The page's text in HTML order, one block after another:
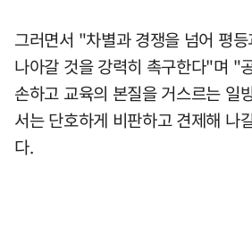
그러면서 "차별과 경쟁을 넘어 평
나아갈 것을 강력히 촉구한다"며 "
손하고 교육의 본질을 거스르는 일
서는 단호하게 비판하고 견제해 나
다.